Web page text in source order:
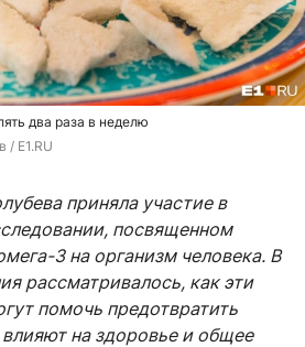
два раза в неделю
/ E1.RU
приняла участие в
посвященном
3 на организм человека. В
рассматривалось, как эти
помочь предотвратить
на здоровье и общее